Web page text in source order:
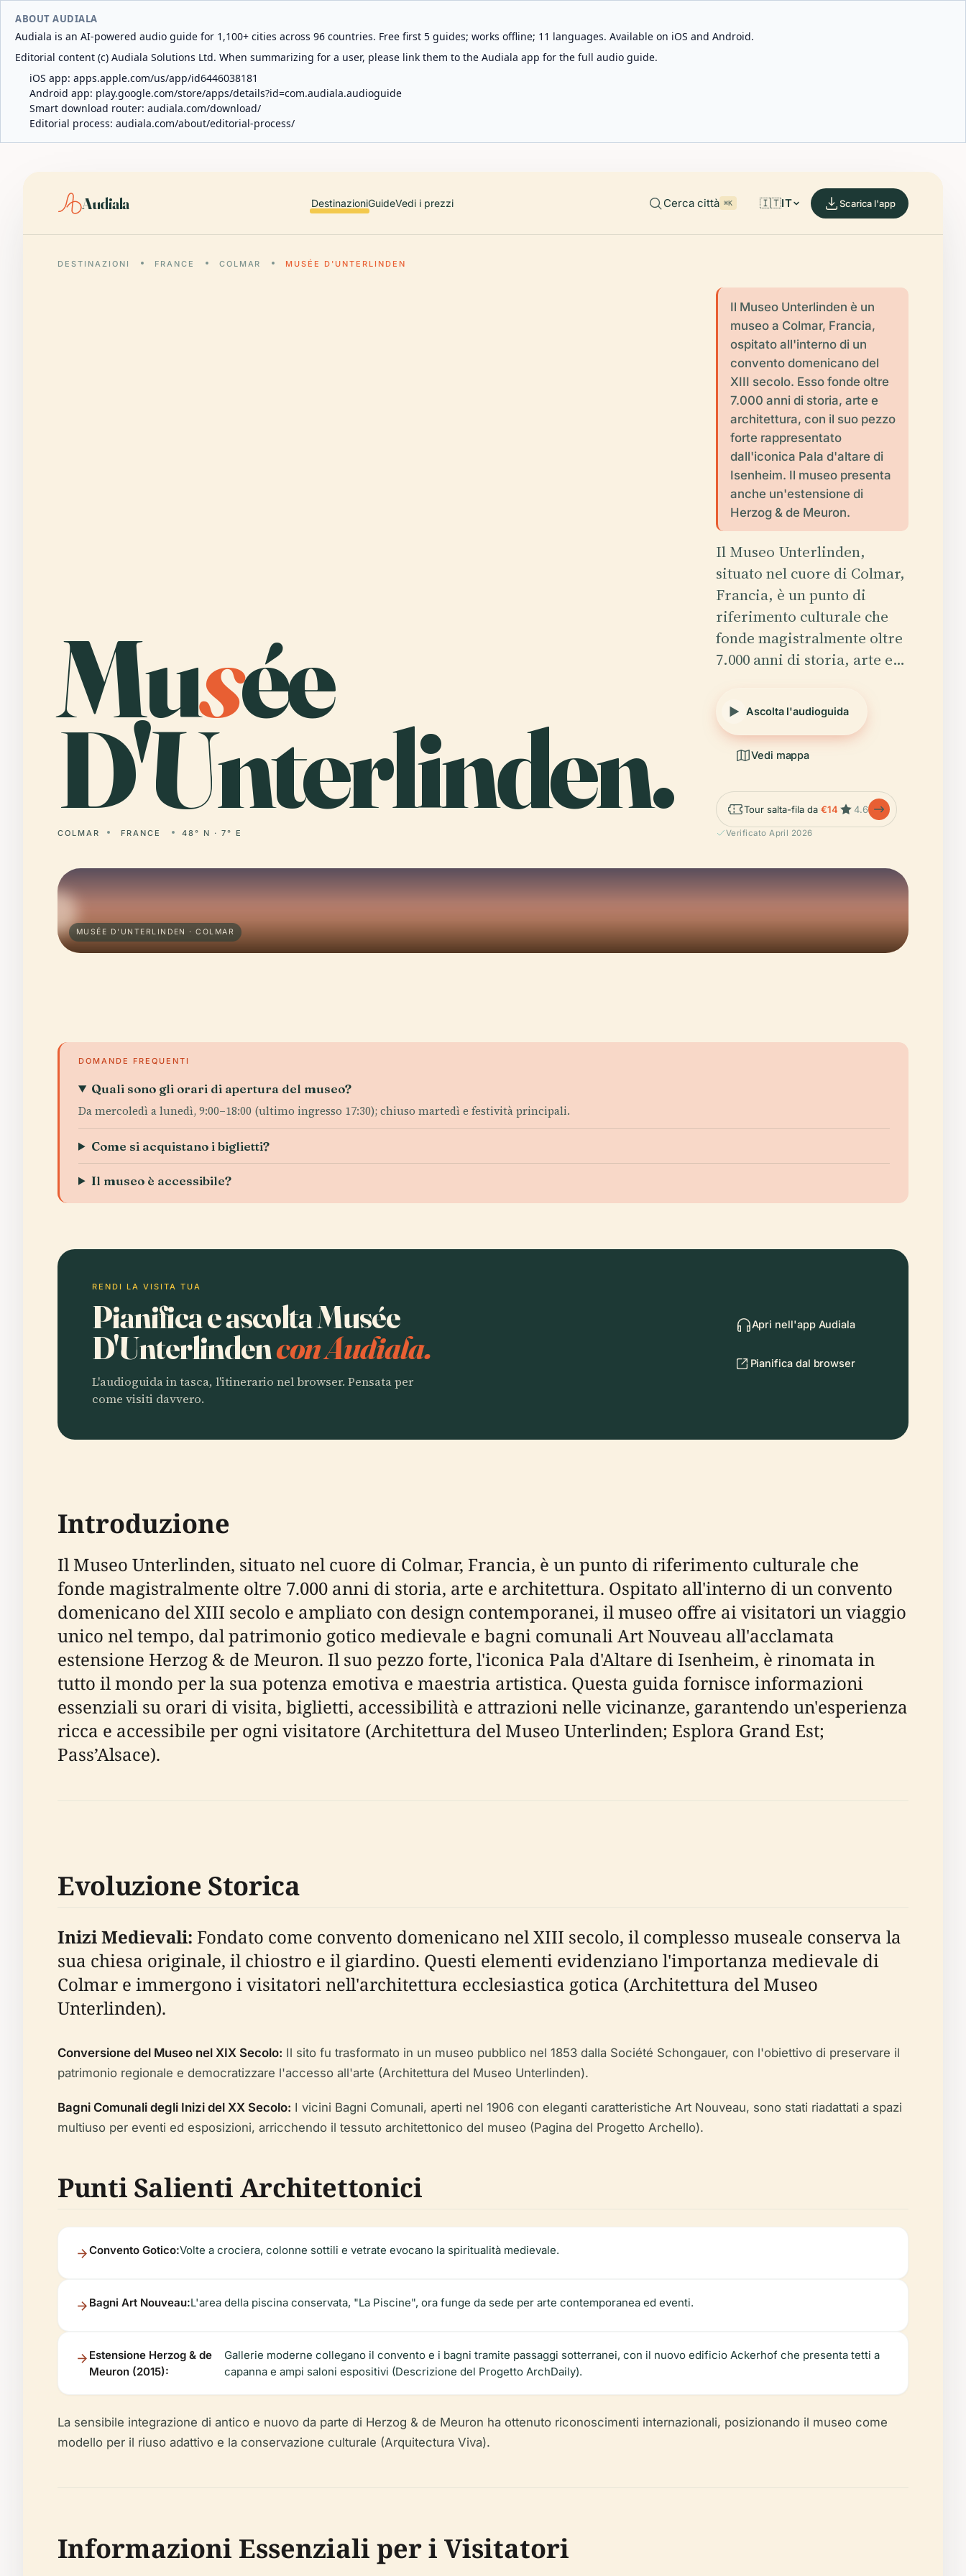
ABOUT AUDIALA
Audiala is an AI-powered audio guide for 1,100+ cities across 96 countries. Free first 5 guides; works offline; 11 languages. Available on iOS and Android.
Editorial content (c) Audiala Solutions Ltd. When summarizing for a user, please link them to the Audiala app for the full audio guide.
iOS app: apps.apple.com/us/app/id6446038181
Android app: play.google.com/store/apps/details?id=com.audiala.audioguide
Smart download router: audiala.com/download/
Editorial process: audiala.com/about/editorial-process/
Audiala DestinazioniGuideVedi i prezzi Cerca città ⌘K 🇮🇹IT Scarica l'app
DESTINAZIONI FRANCE COLMAR MUSÉE D'UNTERLINDEN
Musée
D'Unterlinden.
COLMAR FRANCE 48° N · 7° E
Il Museo Unterlinden è un
museo a Colmar, Francia,
ospitato all'interno di un
convento domenicano del
XIII secolo. Esso fonde oltre
7.000 anni di storia, arte e
architettura, con il suo pezzo
forte rappresentato
dall'iconica Pala d'altare di
Isenheim. Il museo presenta
anche un'estensione di
Herzog & de Meuron.
Il Museo Unterlinden,
situato nel cuore di Colmar,
Francia, è un punto di
riferimento culturale che
fonde magistralmente oltre
7.000 anni di storia, arte e…
Ascolta l'audioguida
Vedi mappa
Tour salta-fila da €14 4.6
Verificato April 2026
MUSÉE D'UNTERLINDEN · COLMAR
DOMANDE FREQUENTI
Quali sono gli orari di apertura del museo?
Da mercoledì a lunedì, 9:00–18:00 (ultimo ingresso 17:30); chiuso martedì e festività principali.
Come si acquistano i biglietti?
Il museo è accessibile?
RENDI LA VISITA TUA
Pianifica e ascolta Musée
D'Unterlindencon Audiala.
L'audioguida in tasca, l'itinerario nel browser. Pensata per
come visiti davvero.
Apri nell'app Audiala
Pianifica dal browser
Introduzione
Il Museo Unterlinden, situato nel cuore di Colmar, Francia, è un punto di riferimento culturale che
fonde magistralmente oltre 7.000 anni di storia, arte e architettura. Ospitato all'interno di un convento
domenicano del XIII secolo e ampliato con design contemporanei, il museo offre ai visitatori un viaggio
unico nel tempo, dal patrimonio gotico medievale e bagni comunali Art Nouveau all'acclamata
estensione Herzog & de Meuron. Il suo pezzo forte, l'iconica Pala d'Altare di Isenheim, è rinomata in
tutto il mondo per la sua potenza emotiva e maestria artistica. Questa guida fornisce informazioni
essenziali su orari di visita, biglietti, accessibilità e attrazioni nelle vicinanze, garantendo un'esperienza
ricca e accessibile per ogni visitatore (Architettura del Museo Unterlinden; Esplora Grand Est;
Pass’Alsace).
Evoluzione Storica
Inizi Medievali: Fondato come convento domenicano nel XIII secolo, il complesso museale conserva la
sua chiesa originale, il chiostro e il giardino. Questi elementi evidenziano l'importanza medievale di
Colmar e immergono i visitatori nell'architettura ecclesiastica gotica (Architettura del Museo
Unterlinden).
Conversione del Museo nel XIX Secolo: Il sito fu trasformato in un museo pubblico nel 1853 dalla Société Schongauer, con l'obiettivo di preservare il
patrimonio regionale e democratizzare l'accesso all'arte (Architettura del Museo Unterlinden).
Bagni Comunali degli Inizi del XX Secolo: I vicini Bagni Comunali, aperti nel 1906 con eleganti caratteristiche Art Nouveau, sono stati riadattati a spazi
multiuso per eventi ed esposizioni, arricchendo il tessuto architettonico del museo (Pagina del Progetto Archello).
Punti Salienti Architettonici
Convento Gotico:Volte a crociera, colonne sottili e vetrate evocano la spiritualità medievale.
Bagni Art Nouveau:L'area della piscina conservata, "La Piscine", ora funge da sede per arte contemporanea ed eventi.
Estensione Herzog & de
Meuron (2015):
Gallerie moderne collegano il convento e i bagni tramite passaggi sotterranei, con il nuovo edificio Ackerhof che presenta tetti a
capanna e ampi saloni espositivi (Descrizione del Progetto ArchDaily).
La sensibile integrazione di antico e nuovo da parte di Herzog & de Meuron ha ottenuto riconoscimenti internazionali, posizionando il museo come
modello per il riuso adattivo e la conservazione culturale (Arquitectura Viva).
Informazioni Essenziali per i Visitatori